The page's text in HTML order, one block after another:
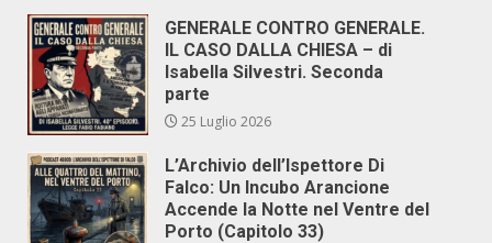
GENERALE CONTRO GENERALE.
IL CASO DALLA CHIESA – di
Isabella Silvestri. Seconda
parte
25 Luglio 2026
L’Archivio dell’Ispettore Di
Falco: Un Incubo Arancione
Accende la Notte nel Ventre del
Porto (Capitolo 33)